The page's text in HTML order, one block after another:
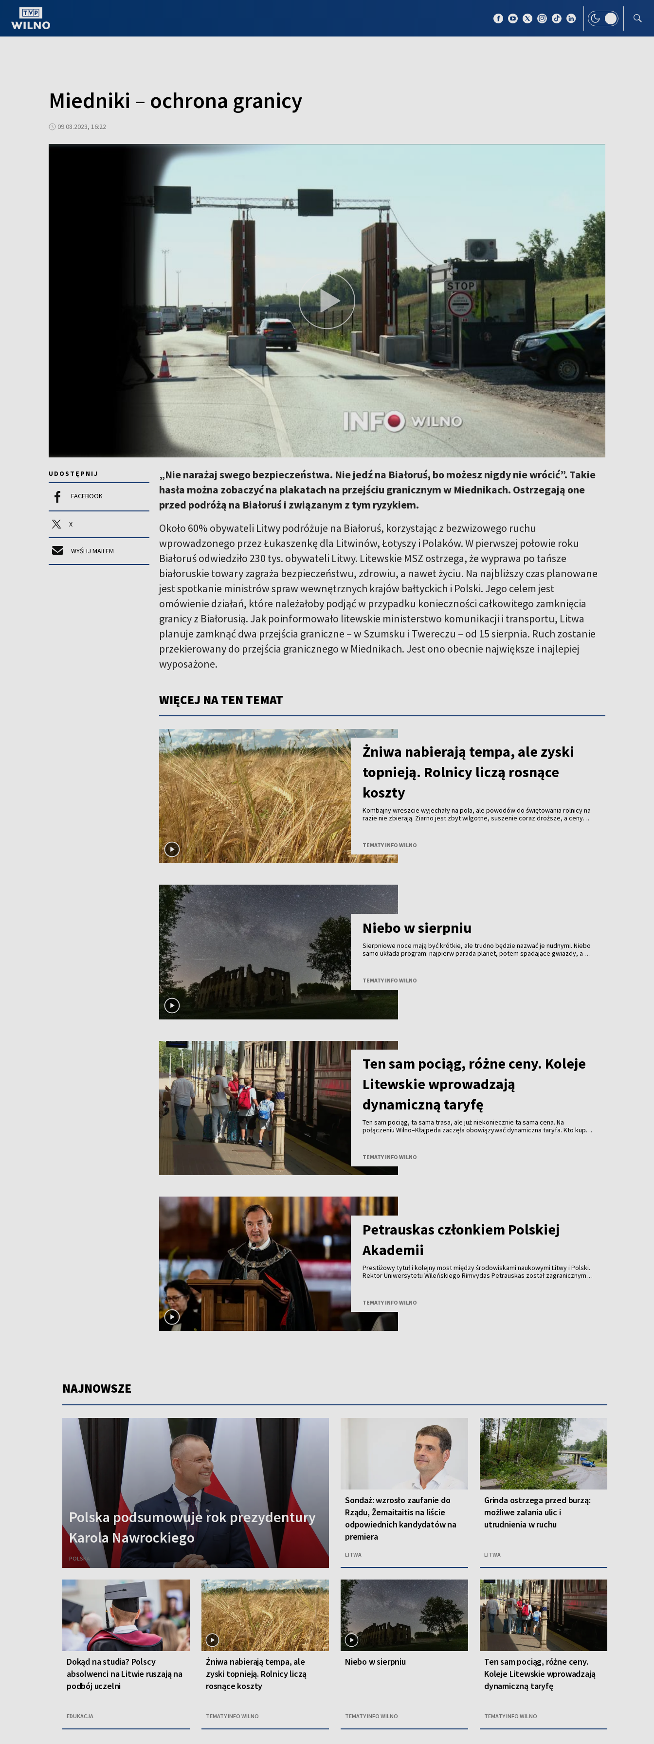
Miedniki – ochrona granicy
09.08.2023, 16:22
UDOSTĘPNIJ
FACEBOOK
X
WYŚLIJ MAILEM
„Nie narażaj swego bezpieczeństwa. Nie jedź na Białoruś, bo możesz nigdy nie wrócić”. Takie
hasła można zobaczyć na plakatach na przejściu granicznym w Miednikach. Ostrzegają one
przed podróżą na Białoruś i związanym z tym ryzykiem.
Około 60% obywateli Litwy podróżuje na Białoruś, korzystając z bezwizowego ruchu
wprowadzonego przez Łukaszenkę dla Litwinów, Łotyszy i Polaków. W pierwszej połowie roku
Białoruś odwiedziło 230 tys. obywateli Litwy. Litewskie MSZ ostrzega, że wyprawa po tańsze
białoruskie towary zagraża bezpieczeństwu, zdrowiu, a nawet życiu. Na najbliższy czas planowane
jest spotkanie ministrów spraw wewnętrznych krajów bałtyckich i Polski. Jego celem jest
omówienie działań, które należałoby podjąć w przypadku konieczności całkowitego zamknięcia
granicy z Białorusią. Jak poinformowało litewskie ministerstwo komunikacji i transportu, Litwa
planuje zamknąć dwa przejścia graniczne – w Szumsku i Twereczu – od 15 sierpnia. Ruch zostanie
przekierowany do przejścia granicznego w Miednikach. Jest ono obecnie największe i najlepiej
wyposażone.
WIĘCEJ NA TEN TEMAT
Żniwa nabierają tempa, ale zyski
topnieją. Rolnicy liczą rosnące
koszty
Kombajny wreszcie wyjechały na pola, ale powodów do świętowania rolnicy na
razie nie zbierają. Ziarno jest zbyt wilgotne, suszenie coraz droższe, a ceny
można zebrać. Zysk - niekoniecznie.
TEMATY INFO WILNO
Niebo w sierpniu
Sierpniowe noce mają być krótkie, ale trudno będzie nazwać je nudnymi. Niebo
samo układa program: najpierw parada planet, potem spadające gwiazdy, a na
TEMATY INFO WILNO
Ten sam pociąg, różne ceny. Koleje
Litewskie wprowadzają
dynamiczną taryfę
Ten sam pociąg, ta sama trasa, ale już niekoniecznie ta sama cena. Na
połączeniu Wilno–Kłajpeda zaczęła obowiązywać dynamiczna taryfa. Kto kupi
TEMATY INFO WILNO
Petrauskas członkiem Polskiej
Akademii
Prestiżowy tytuł i kolejny most między środowiskami naukowymi Litwy i Polski.
Rektor Uniwersytetu Wileńskiego Rimvydas Petrauskas został zagranicznym
TEMATY INFO WILNO
NAJNOWSZE
Polska podsumowuje rok prezydentury
Karola Nawrockiego
POLSKA
Sondaż: wzrosło zaufanie do
Rządu, Žemaitaitis na liście
odpowiednich kandydatów na
premiera
LITWA
Grinda ostrzega przed burzą:
możliwe zalania ulic i
utrudnienia w ruchu
LITWA
Dokąd na studia? Polscy
absolwenci na Litwie ruszają na
podbój uczelni
EDUKACJA
Żniwa nabierają tempa, ale
zyski topnieją. Rolnicy liczą
rosnące koszty
TEMATY INFO WILNO
Niebo w sierpniu
TEMATY INFO WILNO
Ten sam pociąg, różne ceny.
Koleje Litewskie wprowadzają
dynamiczną taryfę
TEMATY INFO WILNO